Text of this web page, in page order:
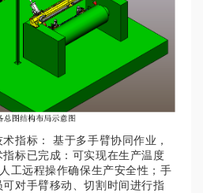
指标： 基于多手臂协同作业，
标已完成：可实现在生产温度
工远程操作确保生产安全性；手
对手臂移动、切割时间进行指